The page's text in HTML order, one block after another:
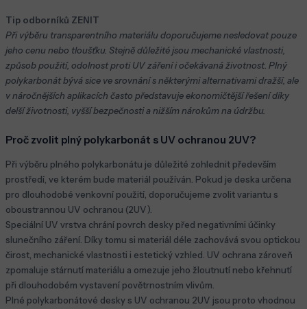
Tip odborníků ZENIT
Při výběru transparentního materiálu doporučujeme nesledovat pouze
jeho cenu nebo tloušťku. Stejně důležité jsou mechanické vlastnosti,
způsob použití, odolnost proti UV záření i očekávaná životnost. Plný
polykarbonát bývá sice ve srovnání s některými alternativami dražší, ale
v náročnějších aplikacích často představuje ekonomičtější řešení díky
delší životnosti, vyšší bezpečnosti a nižším nárokům na údržbu.
Proč zvolit plný polykarbonát s UV ochranou 2UV?
Při výběru plného polykarbonátu je důležité zohlednit především
prostředí, ve kterém bude materiál používán. Pokud je deska určena
pro dlouhodobé venkovní použití, doporučujeme zvolit variantu s
oboustrannou UV ochranou (2UV).
Speciální UV vrstva chrání povrch desky před negativními účinky
slunečního záření. Díky tomu si materiál déle zachovává svou optickou
čirost, mechanické vlastnosti i estetický vzhled. UV ochrana zároveň
zpomaluje stárnutí materiálu a omezuje jeho žloutnutí nebo křehnutí
při dlouhodobém vystavení povětrnostním vlivům.
Plné polykarbonátové desky s UV ochranou 2UV jsou proto vhodnou